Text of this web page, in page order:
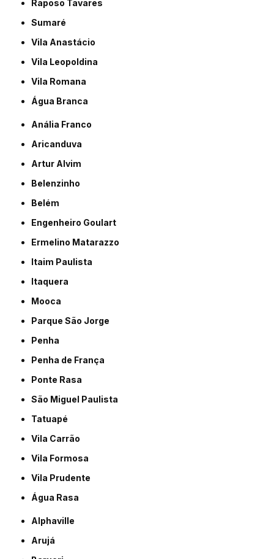
Raposo Tavares
Sumaré
Vila Anastácio
Vila Leopoldina
Vila Romana
Água Branca
Anália Franco
Aricanduva
Artur Alvim
Belenzinho
Belém
Engenheiro Goulart
Ermelino Matarazzo
Itaim Paulista
Itaquera
Mooca
Parque São Jorge
Penha
Penha de França
Ponte Rasa
São Miguel Paulista
Tatuapé
Vila Carrão
Vila Formosa
Vila Prudente
Água Rasa
Alphaville
Arujá